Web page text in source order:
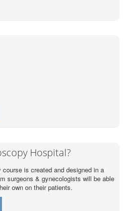
Hospital?
is created and designed in a
surgeons & gynecologists will be able
own on their patients.